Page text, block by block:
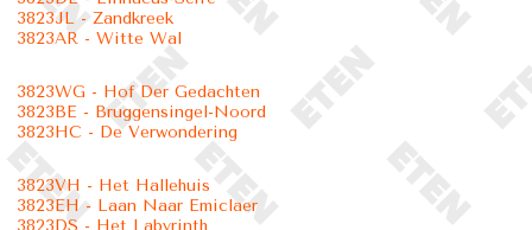
3823JL - Zandkreek
3823AR - Witte Wal
3823WG - Hof Der Gedachten
3823BE - Bruggensingel-Noord
3823HC - De Verwondering
3823VH - Het Hallehuis
3823EH - Laan Naar Emiclaer
3823DS - Het Labyrinth